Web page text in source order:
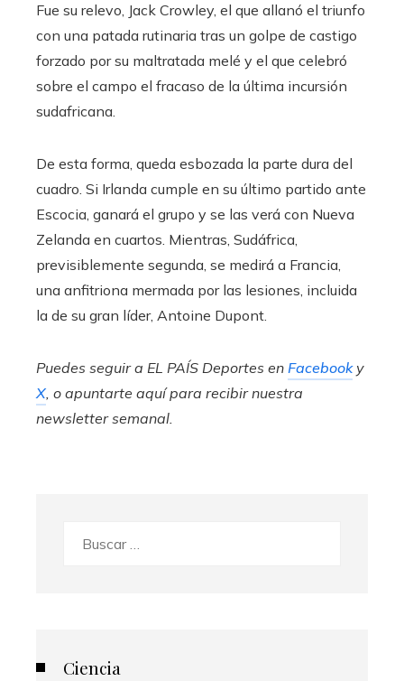
Fue su relevo, Jack Crowley, el que allanó el triunfo
con una patada rutinaria tras un golpe de castigo
forzado por su maltratada melé y el que celebró
sobre el campo el fracaso de la última incursión
sudafricana.
De esta forma, queda esbozada la parte dura del
cuadro. Si Irlanda cumple en su último partido ante
Escocia, ganará el grupo y se las verá con Nueva
Zelanda en cuartos. Mientras, Sudáfrica,
previsiblemente segunda, se medirá a Francia,
una anfitriona mermada por las lesiones, incluida
la de su gran líder, Antoine Dupont.
Puedes seguir a EL PAÍS Deportes en Facebooky
X, o apuntarte aquí para recibirnuestra
newsletter semanal.
Ciencia